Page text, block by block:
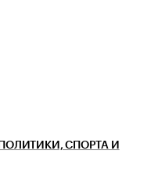
СПОРТА И